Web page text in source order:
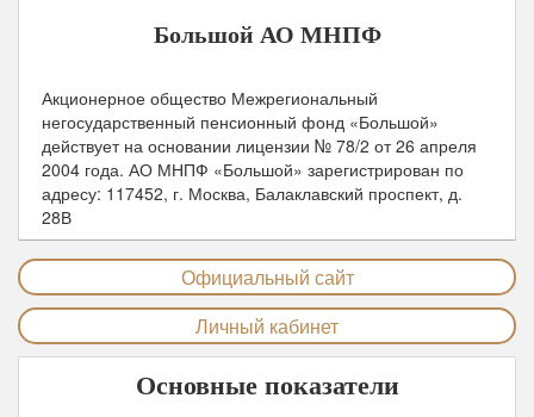
Большой АО МНПФ
Акционерное общество Межрегиональный
негосударственный пенсионный фонд «Большой»
действует на основании лицензии № 78/2 от26 апреля
2004 года. АО МНПФ «Большой» зарегистрирован по
адресу: 117452, г. Москва, Балаклавский проспект, д.
28В
Официальный сайт
Личный кабинет
Основные показатели